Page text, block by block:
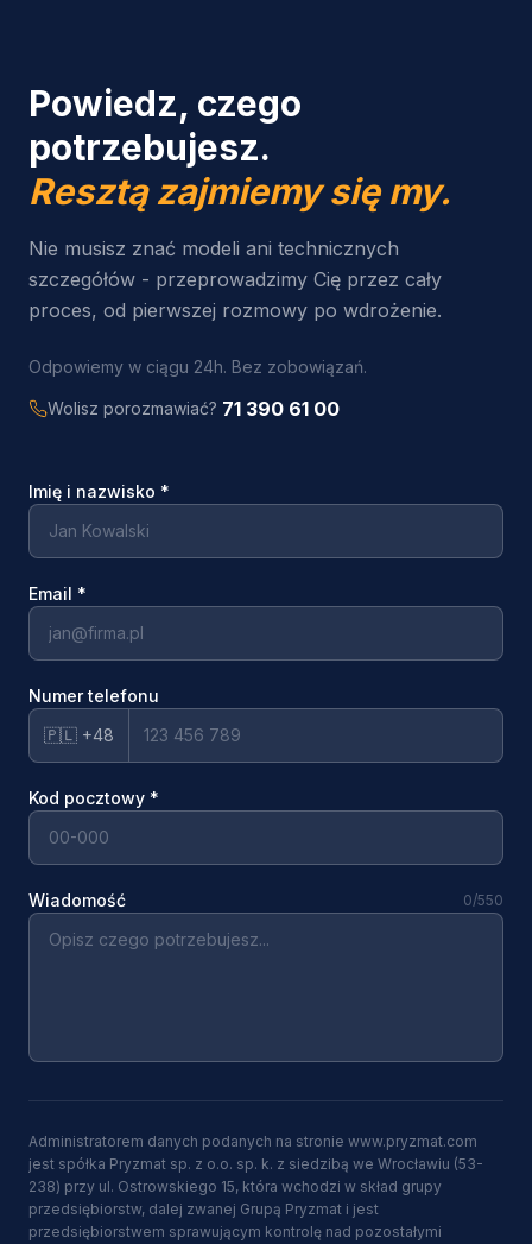
Powiedz, czego
potrzebujesz.
Resztą zajmiemy się my.
Nie musisz znać modeli ani technicznych
szczegółów - przeprowadzimy Cię przez cały
proces, od pierwszej rozmowy po wdrożenie.
Odpowiemy w ciągu 24h. Bez zobowiązań.
Wolisz porozmawiać? 71 390 61 00
Imię i nazwisko *
Email *
Numer telefonu
🇵🇱 +48
Kod pocztowy *
Wiadomość 0/550
Administratorem danych podanych na stronie www.pryzmat.com
jest spółka Pryzmat sp. z o.o. sp. k. z siedzibą we Wrocławiu (53-
238) przy ul. Ostrowskiego 15, która wchodzi w skład grupy
przedsiębiorstw, dalej zwanej Grupą Pryzmat i jest
przedsiębiorstwem sprawującym kontrolę nad pozostałymi